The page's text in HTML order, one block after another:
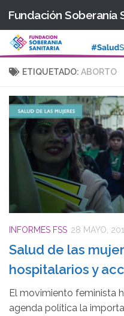
Saltar al contenido
Fundación Soberanía
ETIQUETADO: ABORTO
INFORMES FSS 28 MAYO,
Salud de las
hospitalarios y
El movimiento feminista
agenda política la